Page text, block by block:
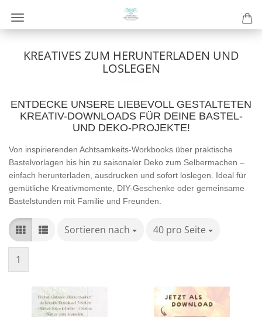
KREATIVES ZUM HERUNTERLADEN UND
LOSLEGEN
ENTDECKE UNSERE LIEBEVOLL GESTALTETEN
KREATIV-DOWNLOADS FÜR DEINE BASTEL-
UND DEKO-PROJEKTE!
Von inspirierenden Achtsamkeits-Workbooks über praktische
Bastelvorlagen bis hin zu saisonaler Deko zum Selbermachen –
einfach herunterladen, ausdrucken und sofort loslegen. Ideal für
gemütliche Kreativmomente, DIY-Geschenke oder gemeinsame
Bastelstunden mit Familie und Freunden.
Sortieren nach
Sortieren nach 40 pro Seite
pro Seite
1